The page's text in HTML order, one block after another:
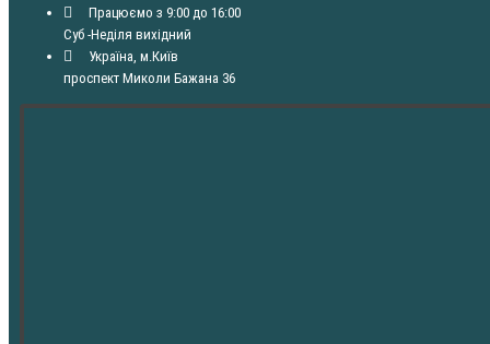
Працюємо з 9:00 до 16:00
Суб -Неділя вихідний
Україна, м.Київ
проспект Миколи Бажана 36